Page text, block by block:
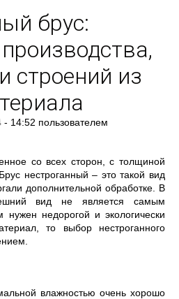
брус:
строений из
- 14:52 пользователем
со всех сторон, с толщиной
нестроганный – это такой вид
дополнительной обработке. В
вид не является самым
недорогой и экологически
то выбор нестроганного
влажностью очень хорошо